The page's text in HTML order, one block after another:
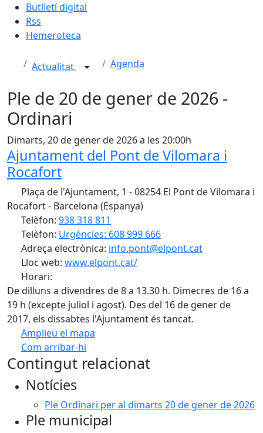
Butlletí digital
Rss
Hemeroteca
Actualitat Agenda
Ple de 20 de gener de 2026 -
Ordinari
Dimarts, 20 de gener de 2026 a les 20:00h
Ajuntament del Pont de Vilomara i
Rocafort
Plaça de l'Ajuntament, 1 - 08254 El Pont de Vilomara i
Rocafort - Barcelona (Espanya)
Telèfon: 938 318 811
Telèfon: Urgències: 608 999 666
Adreça electrònica: info.pont@elpont.cat
Lloc web: www.elpont.cat/
Horari:
De dilluns a divendres de 8 a 13.30 h. Dimecres de 16 a
19 h (excepte juliol i agost). Des del 16 de gener de
2017, els dissabtes l'Ajuntament és tancat.
Amplieu el mapa
Com arribar-hi
+
Contingut relacionat
Notícies
Ple Ordinari per al dimarts 20 de gener de 2026
Ple municipal